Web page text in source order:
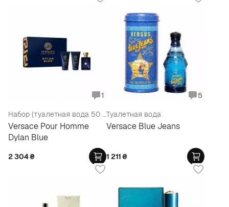
1
Набор (туалетная вода 50 мл + бальзам после бритья 50 мл + гель для душа 50 мл)
Versace Pour Homme
Dylan Blue
2 304₴
5
Туалетная вода
Versace Blue Jeans
1 211₴